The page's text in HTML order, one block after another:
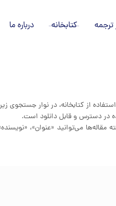
ترجمه کتابخانه درباره ما
می‌توانید «عنوان»،